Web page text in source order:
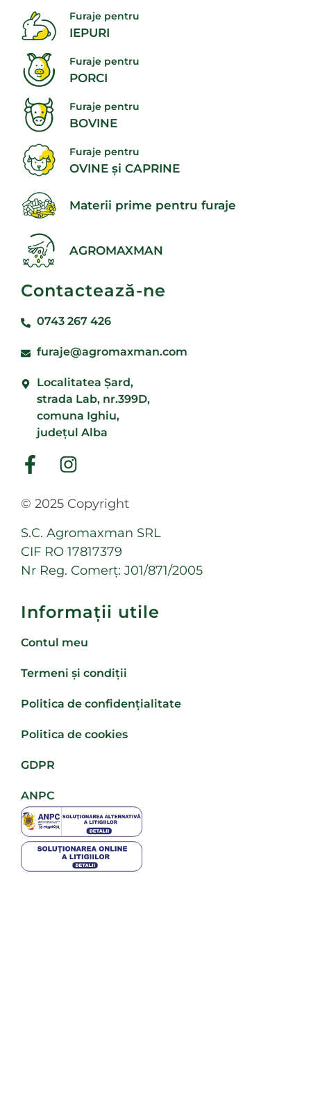
Furaje pentru
IEPURI
Furaje pentru
PORCI
Furaje pentru
BOVINE
Furaje pentru
OVINE și CAPRINE
Materii prime pentru furaje
AGROMAXMAN
Contactează-ne
0743 267 426
furaje@agromaxman.com
Localitatea Şard,
strada Lab, nr.399D,
comuna Ighiu,
județul Alba
© 2025 Copyright
S.C. Agromaxman SRL
CIF RO 17817379
Nr Reg. Comerț: J01/871/2005
Informații utile
Contul meu
Termeni și condiții
Politica de confidențialitate
Politica de cookies
GDPR
ANPC